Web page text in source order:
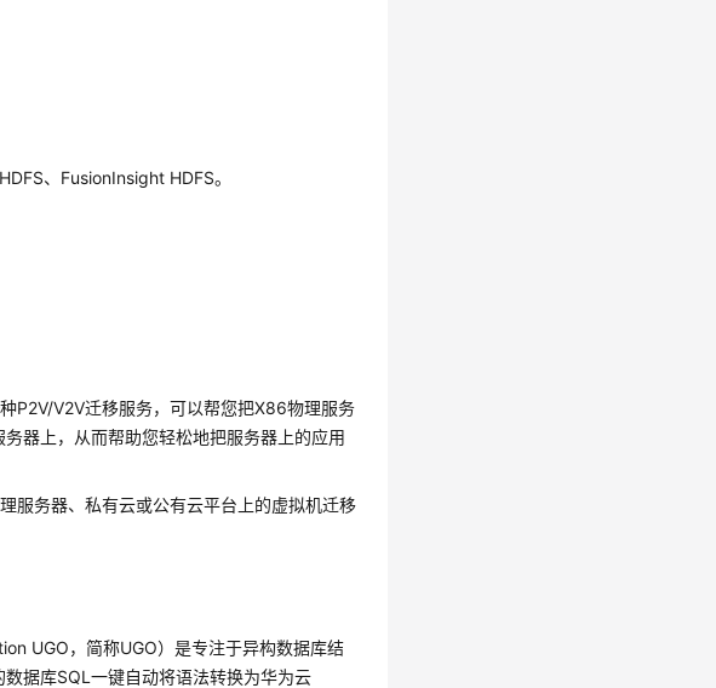
、FusionInsight HDFS。
P2V/V2V迁移服务，可以帮您把X86物理服务
务器 上，从而帮助您轻松地把服务器上的应用
服务器、私有云或公有云平台上的虚拟机迁移
UGO，简称UGO）是专注于异构数据库结
据库SQL一键自动将语法转换为华为云